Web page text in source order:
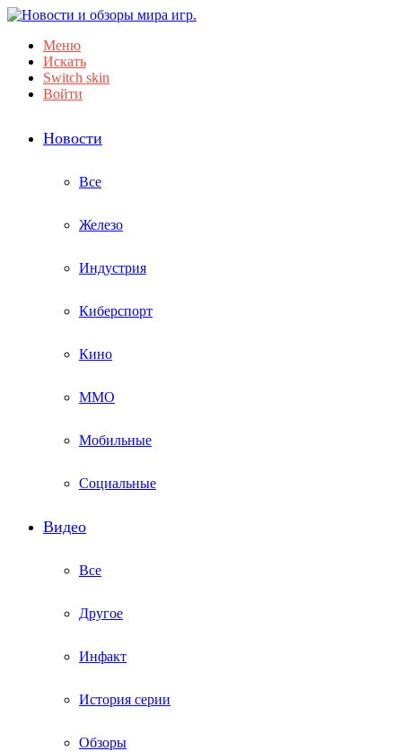
Меню
Искать
Switch skin
Войти
Новости
Все
Железо
Индустрия
Киберспорт
Кино
ММО
Мобильные
Социальные
Видео
Все
Другое
Инфакт
История серии
Обзоры